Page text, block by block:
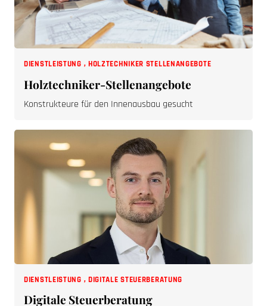
DIENSTLEISTUNG , HOLZTECHNIKER STELLENANGEBOTE
Holztechniker-Stellenangebote
Konstrukteure für den Innenausbau gesucht
DIENSTLEISTUNG , DIGITALE STEUERBERATUNG
Digitale Steuerberatung